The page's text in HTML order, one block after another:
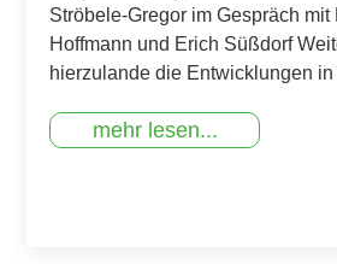
Ströbele-Gregor im Gespräch mit
Hoffmann und Erich Süßdorf
hierzulande die Entwicklungen in
mehr lesen...